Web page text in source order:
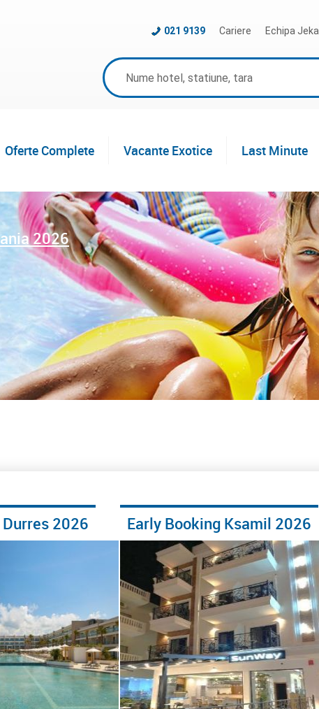
Cariere Echipa Jeka
021 9139
Oferte Complete Vacante Exotice Last Minute
2026
2026 Early Booking Ksamil 2026